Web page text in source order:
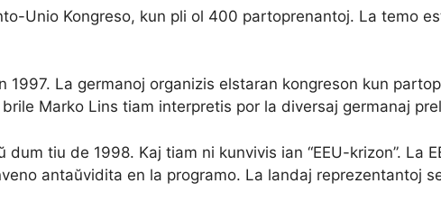
Unio Kongreso, kun pli ol 400 partoprenantoj. La temo
La germanoj organizis elstaran kongreson kun
Marko Lins tiam interpretis por la diversaj germanaj
tiu de 1998. Kaj tiam ni kunvivis ian “EEU-krizon”. La
antaŭvidita en la programo. La landaj reprezentantoj